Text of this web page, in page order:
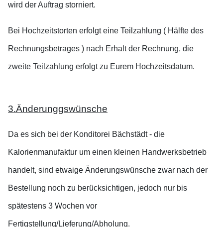
wird der Auftrag storniert.
Bei Hochzeitstorten erfolgt eine Teilzahlung ( Hälfte des
Rechnungsbetrages ) nach Erhalt der Rechnung, die
zweite Teilzahlung erfolgt zu Eurem Hochzeitsdatum.
3.Änderunggswünsche
Da es sich bei der Konditorei Bächstädt - die
Kalorienmanufaktur um einen kleinen Handwerksbetrieb
handelt, sind etwaige Änderungswünsche zwar nach der
Bestellung noch zu berücksichtigen, jedoch nur bis
spätestens 3 Wochen vor
Fertigstellung/Lieferung/Abholung.